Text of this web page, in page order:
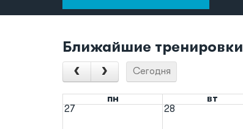
Ближайшие тренировки
Сегодня
пн вт
27
28